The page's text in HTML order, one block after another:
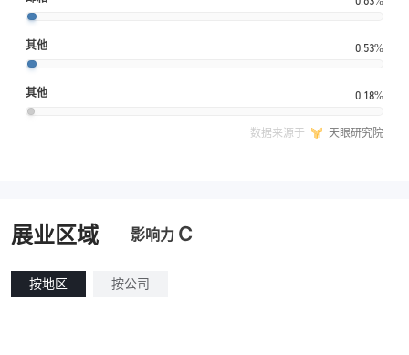
其他 0.53%
其他 0.18%
数据来源于 天眼研究院
展业区域 影响力 C
按地区 按公司